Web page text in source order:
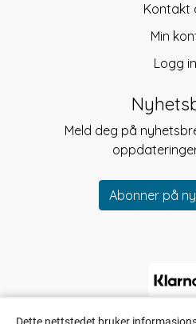
Kontakt
Min
Logg
Meld deg på
Abonner på